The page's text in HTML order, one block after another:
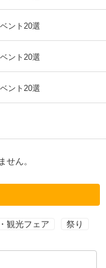
ント20選
ント20選
ント20選
せん。
観光フェア 祭り